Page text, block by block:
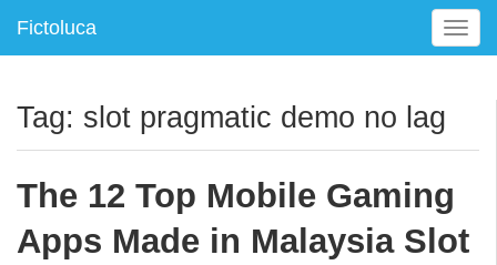
Fictoluca
T
o
e
v
i
Tag: slot pragmatic demo no lag
The 12 Top Mobile Gaming
Apps Made in Malaysia Slot